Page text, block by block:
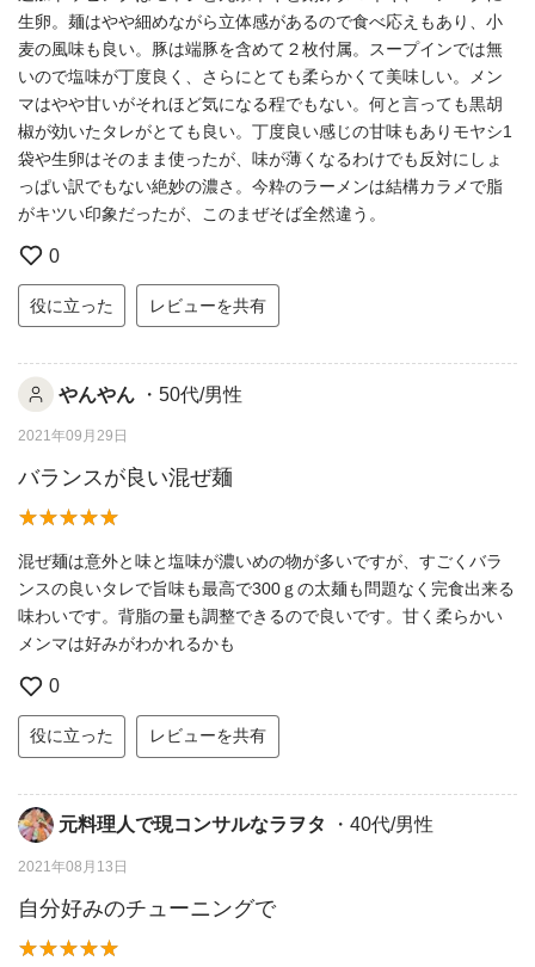
生卵。麺はやや細めながら立体感があるので食べ応えもあり、小
麦の風味も良い。豚は端豚を含めて２枚付属。スープインでは無
いので塩味が丁度良く、さらにとても柔らかくて美味しい。メン
マはやや甘いがそれほど気になる程でもない。何と言っても黒胡
椒が効いたタレがとても良い。丁度良い感じの甘味もありモヤシ1
袋や生卵はそのまま使ったが、味が薄くなるわけでも反対にしょ
っぱい訳でもない絶妙の濃さ。今粋のラーメンは結構カラメで脂
がキツい印象だったが、このまぜそば全然違う。
0
役に立った レビューを共有
やんやん ・50代/男性
2021年09月29日
バランスが良い混ぜ麺
混ぜ麺は意外と味と塩味が濃いめの物が多いですが、すごくバラ
ンスの良いタレで旨味も最高で300ｇの太麺も問題なく完食出来る
味わいです。背脂の量も調整できるので良いです。甘く柔らかい
メンマは好みがわかれるかも
0
役に立った レビューを共有
元料理人で現コンサルなラヲタ ・40代/男性
2021年08月13日
自分好みのチューニングで